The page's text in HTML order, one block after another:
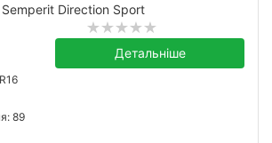
Semperit Direction Sport
Детальніше
89